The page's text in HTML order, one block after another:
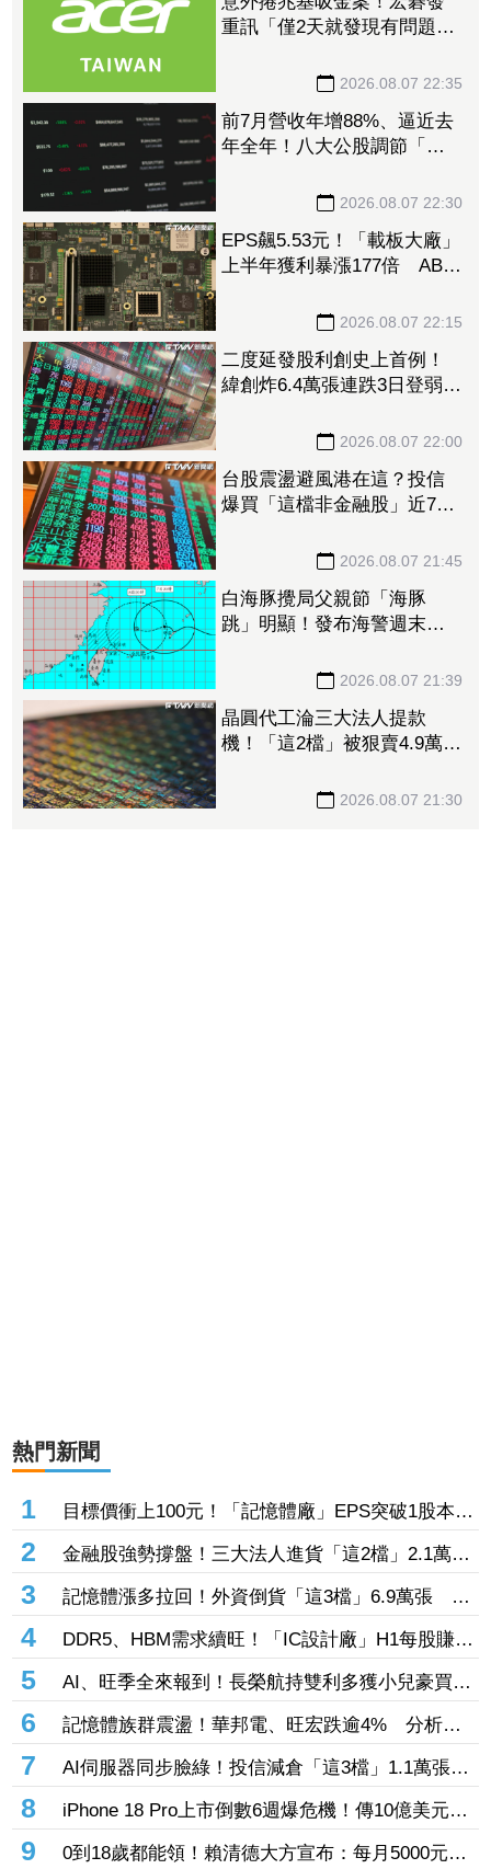
重訊「僅2天就發現有問題」
2026.08.07 22:35
前7月營收年增88%、逼近去
年全年！八大公股調節「這
2026.08.07 22:30
EPS飆5.53元！「載板大廠」
上半年獲利暴漲177倍 ABF
2026.08.07 22:15
二度延發股利創史上首例！
緯創炸6.4萬張連跌3日登弱勢
2026.08.07 22:00
台股震盪避風港在這？投信
爆買「這檔非金融股」近7千
2026.08.07 21:45
白海豚攪局父親節「海豚
跳」明顯！發布海警週末影
2026.08.07 21:39
晶圓代工淪三大法人提款
機！「這2檔」被狠賣4.9萬
2026.08.07 21:30
熱門新聞
1
目標價衝上100元！「記憶體廠」EPS突破1股本
DRAM大漲45%＋合作美光獲利迎轉機
2
金融股強勢撐盤！三大法人進貨「這2檔」2.1萬
張 投8.54億元連12日進場三商壽
3
記憶體漲多拉回！外資倒貨「這3檔」6.9萬張 連
賣華邦電2天捲102億元
4
DDR5、HBM需求續旺！「IC設計廠」H1每股賺
9.13元 董座：搶晶圓產能比毛利率更重要
5
AI、旺季全來報到！長榮航持雙利多獲小兒豪買逾
53萬張成寵兒 「這檔」前7月營收狂超去年全年
也獲青睞
6
記憶體族群震盪！華邦電、旺宏跌逾4% 分析師
點名「這2檔」多頭：布局看技術面
7
AI伺服器同步臉綠！投信減倉「這3檔」1.1萬張
投信連砍緯創2刀帶走18.96億元
8
iPhone 18 Pro上市倒數6週爆危機！傳10億美元晶
片卡封裝「躺在廠房」 恐面臨庫存不足
9
0到18歲都能領！賴清德大方宣布：每月5000元成